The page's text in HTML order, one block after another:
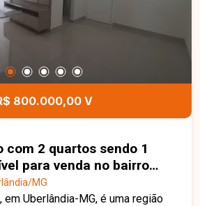
um apartamento moderno,
localizado no bairro Grand Ville.
e venha conhecer todos os
800.000,00 V
com 2 quartos sendo 1
para venda no bairro
MG
MG
em Uberlândia-MG, é uma região